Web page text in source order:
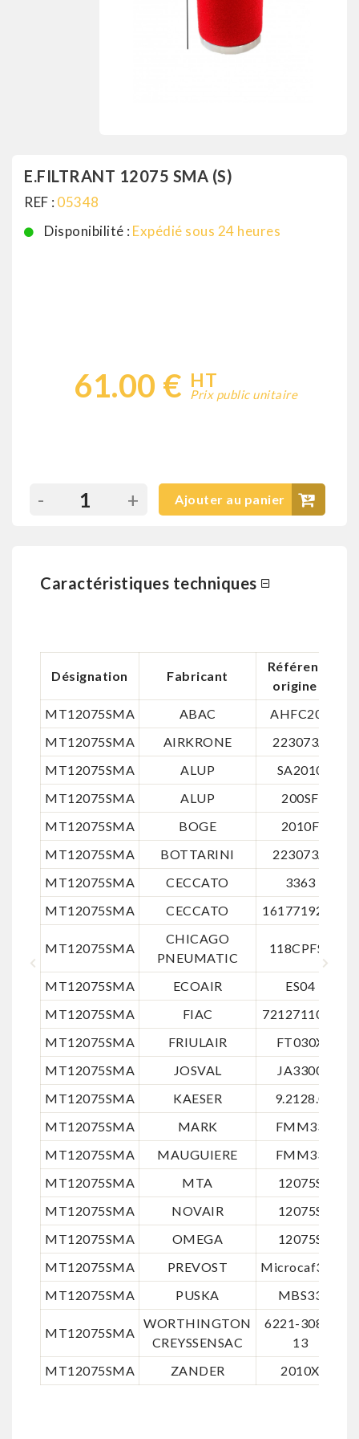
E.FILTRANT 12075 SMA (S)
REF : 05348
Disponibilité : Expédié sous 24 heures
61.00 € HT
Prix public unitaire
- + Ajouter au panier
Caractéristiques techniques
Désignation Fabricant
Référence
origine 1
MT12075SMA ABAC AHFC200
MT12075SMA
AIRKRONE
223073A
MT12075SMA
ALUP
SA2010
MT12075SMA
ALUP
200SF
MT12075SMA
BOGE 2010F
MT12075SMA
BOTTARINI
223073A
MT12075SMA
CECCATO
3363
MT12075SMA
CECCATO 1617719217
MT12075SMA
CHICAGO
PNEUMATIC
118CPFSE
MT12075SMA ECOAIR
ES04
MT12075SMA
FIAC 7212711000
MT12075SMA
FRIULAIR
FT030X
MT12075SMA
JOSVAL
JA3300
MT12075SMA
KAESER
9.2128.0
MT12075SMA
MARK
FMM33
MT12075SMA
MAUGUIERE
FMM33
MT12075SMA
MTA
12075S
MT12075SMA
NOVAIR
12075S
MT12075SMA
OMEGA
12075S
MT12075SMA
PREVOST
Microcaf34X
MT12075SMA
PUSKA MBS33
MT12075SMA
WORTHINGTON
CREYSSENSAC
6221-3080-
13
MT12075SMA ZANDER 2010X